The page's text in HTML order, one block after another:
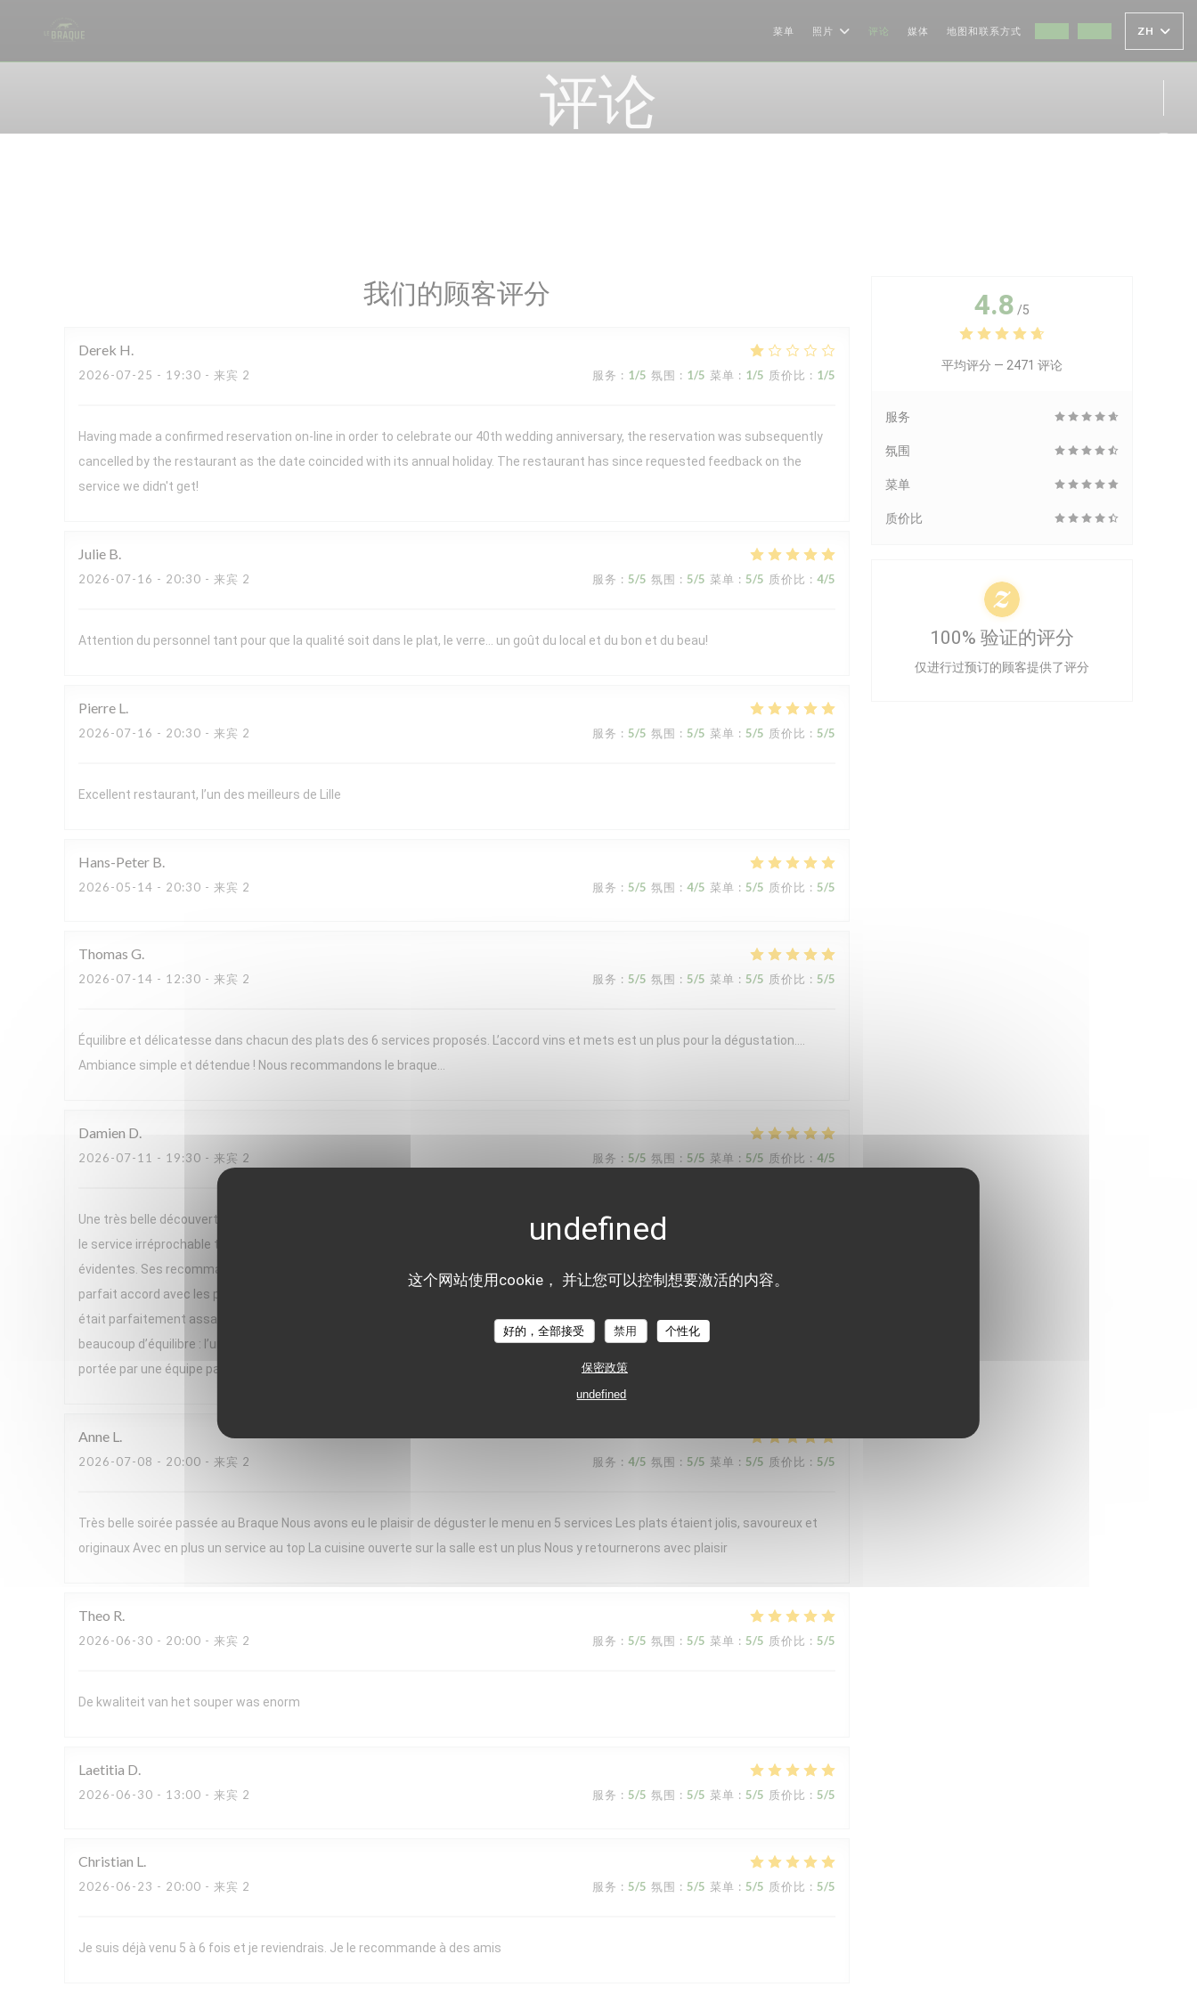
这个网站使用cookie， 并让您可以控制想要激活的内容。
好的，全部接受 禁用 个性化
保密政策
undefined
菜单 照片 评论 媒体
((在新窗口中打开))
((在新窗口中打开))
地图和联系方式 ZH
评论
我们的顾客评分
Derek H
2026-07-25 - 19:30 - 来宾 2 服务 : 1/5 氛围 : 1/5 菜单 : 1/5 质价比 : 1/5
Having made a confirmed reservation on-line in order to celebrate our 40th wedding anniversary, the reservation was subsequently
cancelled by the restaurant as the date coincided with its annual holiday. The restaurant has since requested feedback on the
service we didn't get!
Julie B
2026-07-16 - 20:30 - 来宾 2 服务 : 5/5 氛围 : 5/5 菜单 : 5/5 质价比 : 4/5
Attention du personnel tant pour que la qualité soit dans le plat, le verre… un goût du local et du bon et du beau!
Pierre L
2026-07-16 - 20:30 - 来宾 2 服务 : 5/5 氛围 : 5/5 菜单 : 5/5 质价比 : 5/5
Excellent restaurant, l’un des meilleurs de Lille
Hans-Peter B
2026-05-14 - 20:30 - 来宾 2 服务 : 5/5 氛围 : 4/5 菜单 : 5/5 质价比 : 5/5
Thomas G
2026-07-14 - 12:30 - 来宾 2 服务 : 5/5 氛围 : 5/5 菜单 : 5/5 质价比 : 5/5
Équilibre et délicatesse dans chacun des plats des 6 services proposés. L’accord vins et mets est un plus pour la dégustation….
Ambiance simple et détendue ! Nous recommandons le braque…
Damien D
2026-07-11 - 19:30 - 来宾 2 服务 : 5/5 氛围 : 5/5 菜单 : 5/5 质价比 : 4/5
Une très belle découverte ! Nous avons passé un excellent moment chez « Le Braque » ce samedi soir. L’accueil a été chaleureux et
le service irréprochable tout au long du repas. Un grand bravo à notre serveuse, dont les connaissances en sommellerie étaient
évidentes. Ses recommandations de vins, parfois issues de domaines plus confidentiels, étaient toujours justes, originales et en
parfait accord avec les plats. Le menu, très végétal et herbacé, apportait une belle fraîcheur, idéale pour la saison. Chaque assiette
était parfaitement assaisonnée, pleine de saveurs et servie en portions généreuses. Les desserts concluaient le repas avec
beaucoup d’équilibre : l’un très frais, l’autre plus réconfortant, tout en restant léger. Une cuisine précise, créative et généreuse,
portée par une équipe passionnée. Nous avons adoré cette expérience et reviendrons avec grand plaisir !
Anne L
2026-07-08 - 20:00 - 来宾 2 服务 : 4/5 氛围 : 5/5 菜单 : 5/5 质价比 : 5/5
Très belle soirée passée au Braque Nous avons eu le plaisir de déguster le menu en 5 services Les plats étaient jolis, savoureux et
originaux Avec en plus un service au top La cuisine ouverte sur la salle est un plus Nous y retournerons avec plaisir
Theo R
2026-06-30 - 20:00 - 来宾 2 服务 : 5/5 氛围 : 5/5 菜单 : 5/5 质价比 : 5/5
De kwaliteit van het souper was enorm
Laetitia D
2026-06-30 - 13:00 - 来宾 2 服务 : 5/5 氛围 : 5/5 菜单 : 5/5 质价比 : 5/5
Christian L
2026-06-23 - 20:00 - 来宾 2 服务 : 5/5 氛围 : 5/5 菜单 : 5/5 质价比 : 5/5
Je suis déjà venu 5 à 6 fois et je reviendrais. Je le recommande à des amis
4.8 /5
平均评分 — 2471 评论
服务
氛围
菜单
质价比
100% 验证的评分
仅进行过预订的顾客提供了评分